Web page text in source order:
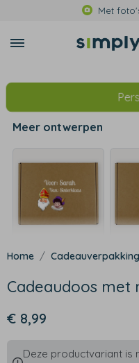
Met
Meer ontwerpen
Cadeauverpakking
Cadeaudoos met
€ 8,99
Deze productvariant is